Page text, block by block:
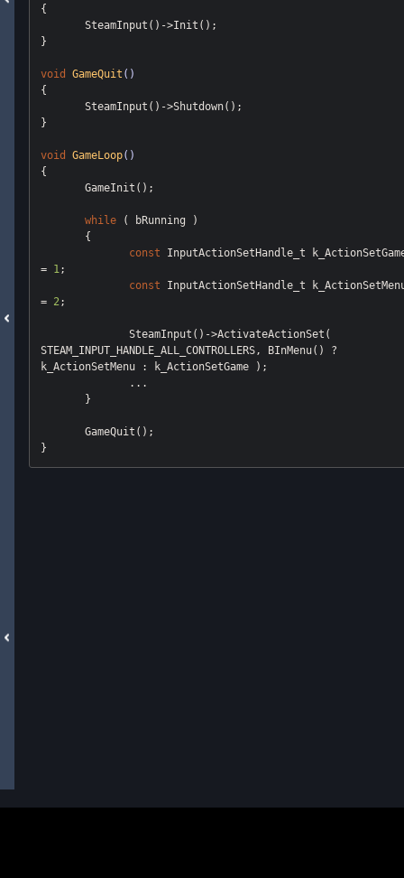
{
}
void GameQuit ()
{
}
void GameLoop()
{
while ( bRunning )
const InputActionSetHandle_t
= 1 ;
const InputActionSetHandle_t
= 2 ;
STEAM_INPUT_HANDLE_ALL_CONTROLLERS, BInMenu() ?
k_ActionSetMenu : k_ActionSetGame );